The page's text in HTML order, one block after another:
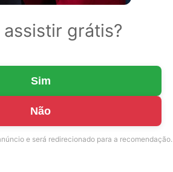
assistir grátis?
Sim
Não
e será redirecionado para a recomendação.